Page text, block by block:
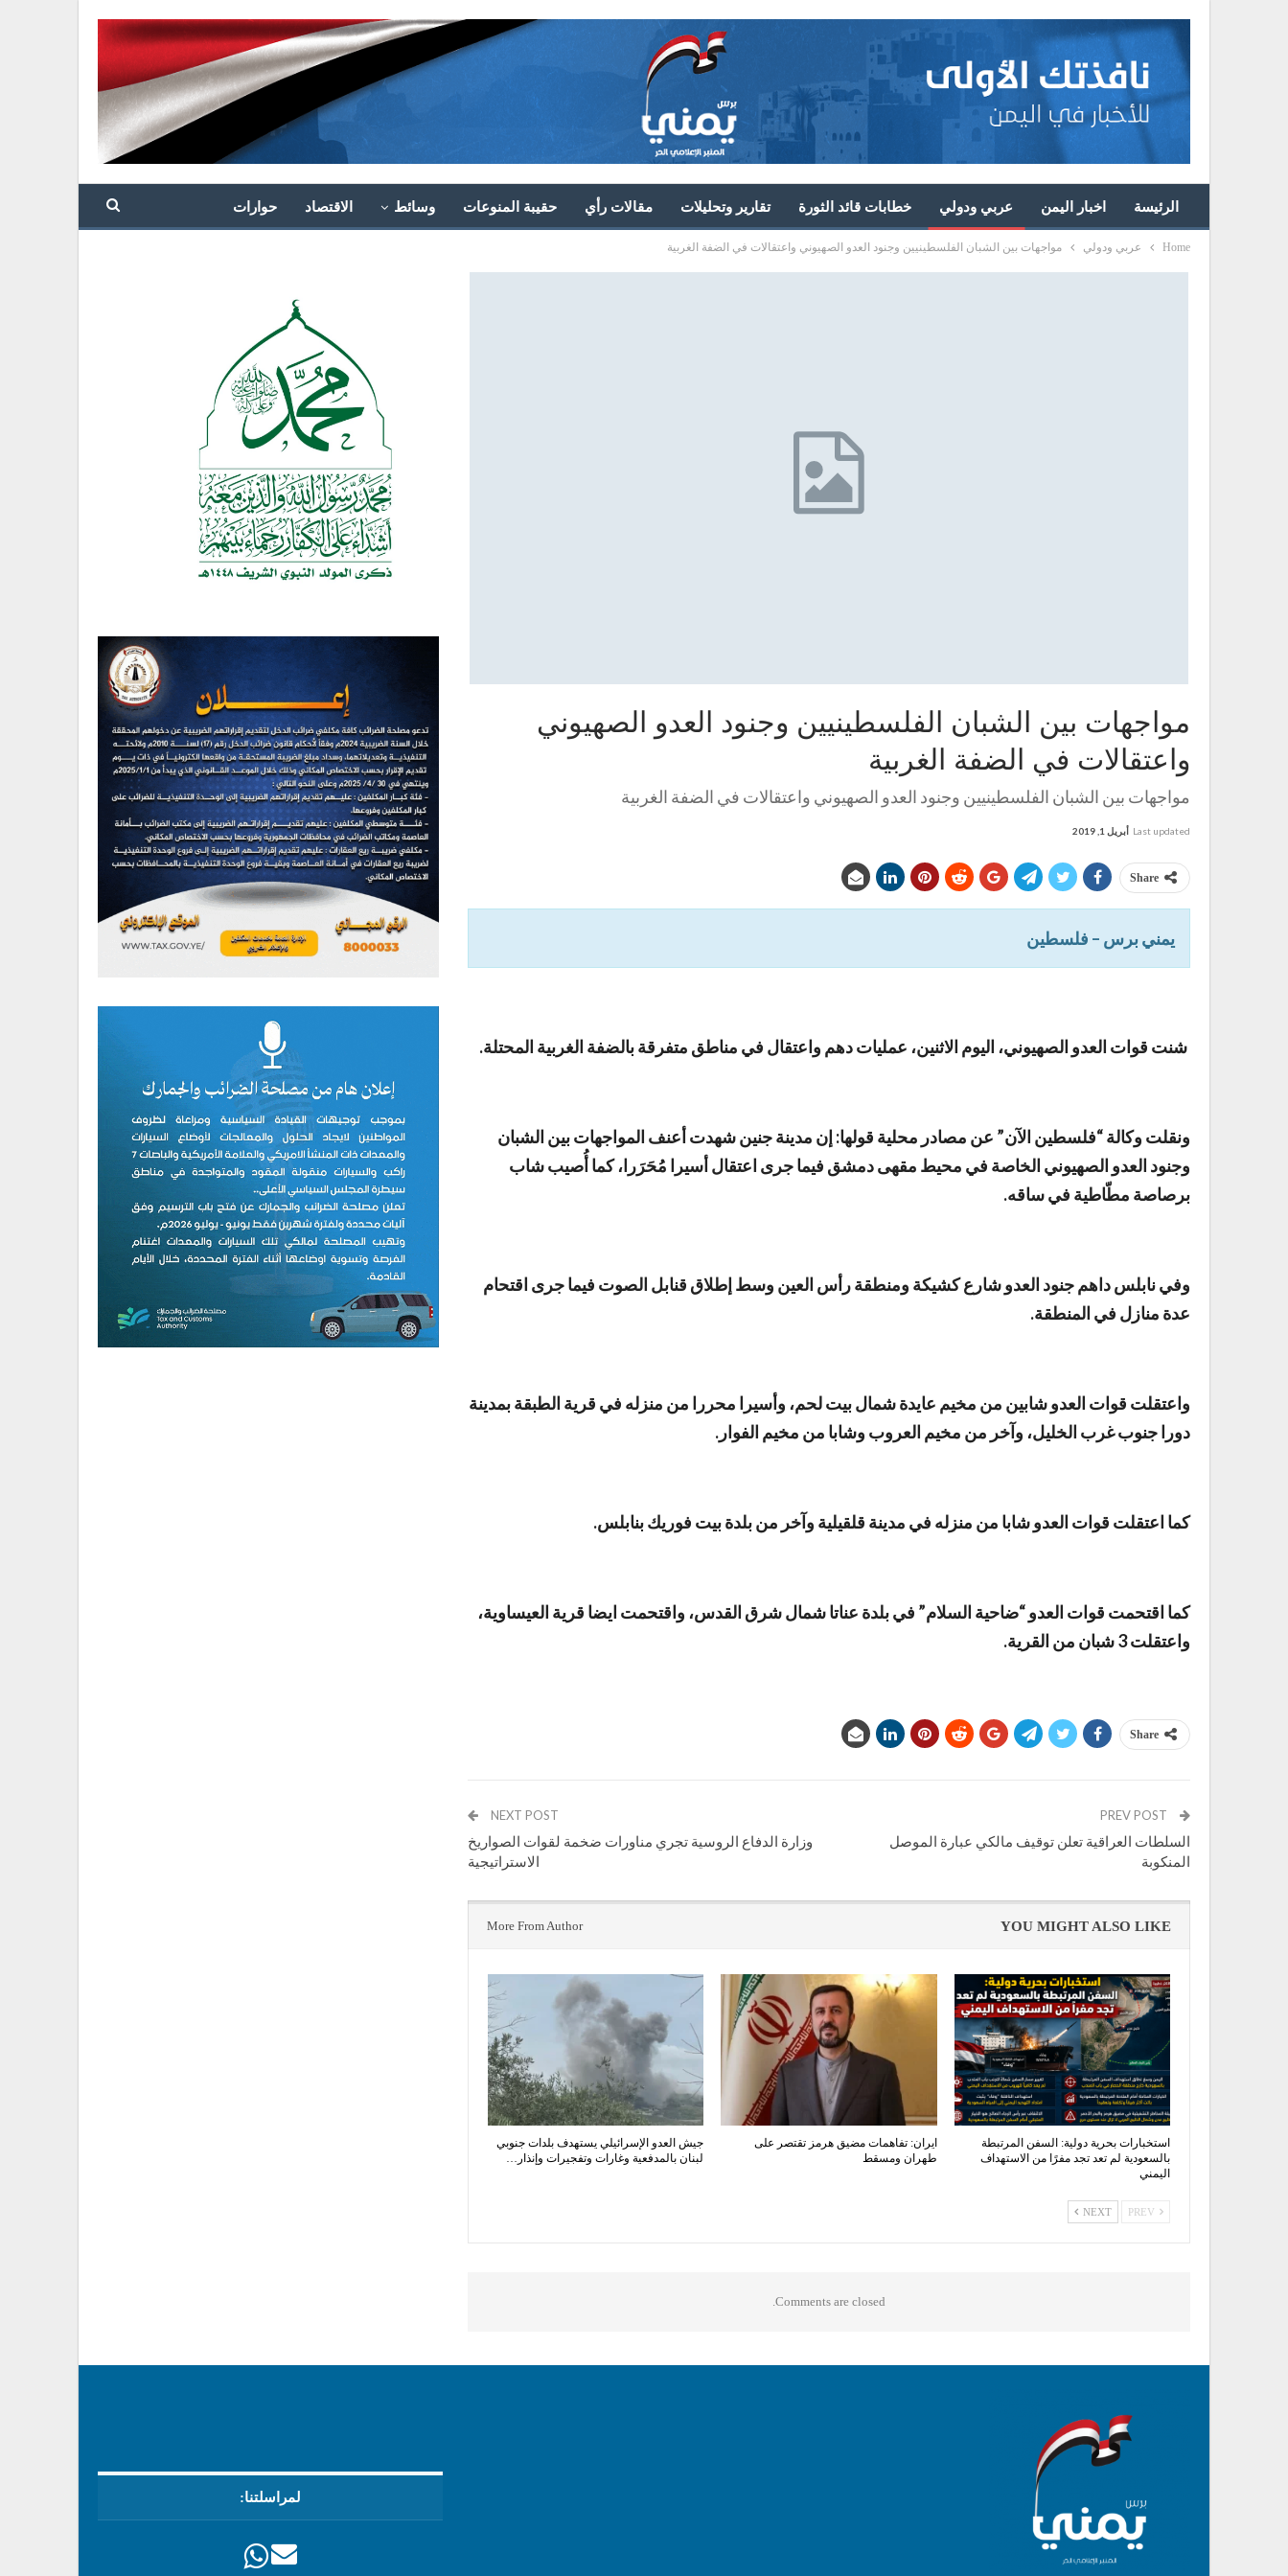
الرئيسة اخبار اليمن عربي ودولي خطابات قائد الثورة تقارير وتحليلات مقالات رأي حقيبة المنوعات وسائط الاقتصاد حوارات
Home عربي ودولي مواجهات بين الشبان الفلسطينيين وجنود العدو الصهيوني واعتقالات في الضفة الغربية
مواجهات بين الشبان الفلسطينيين وجنود العدو الصهيوني
واعتقالات في الضفة الغربية
مواجهات بين الشبان الفلسطينيين وجنود العدو الصهيوني واعتقالات في الضفة الغربية
Last updated أبريل 1, 2019
Share
يمني برس – فلسطين
شنت قوات العدو الصهيوني، اليوم الاثنين، عمليات دهم واعتقال في مناطق متفرقة بالضفة الغربية المحتلة.
ونقلت وكالة “فلسطين الآن” عن مصادر محلية قولها: إن مدينة جنين شهدت أعنف المواجهات بين الشبان
وجنود العدو الصهيوني الخاصة في محيط مقهى دمشق فيما جرى اعتقال أسيرا مُحَرَرا، كما أُصيب شاب
برصاصة مطّاطية في ساقه.
وفي نابلس داهم جنود العدو شارع كشيكة ومنطقة رأس العين وسط إطلاق قنابل الصوت فيما جرى اقتحام
عدة منازل في المنطقة.
واعتقلت قوات العدو شابين من مخيم عايدة شمال بيت لحم، وأسيرا محررا من منزله في قرية الطبقة بمدينة
دورا جنوب غرب الخليل، وآخر من مخيم العروب وشابا من مخيم الفوار.
كما اعتقلت قوات العدو شابا من منزله في مدينة قلقيلية وآخر من بلدة بيت فوريك بنابلس.
كما اقتحمت قوات العدو “ضاحية السلام” في بلدة عناتا شمال شرق القدس، واقتحمت ايضا قرية العيساوية،
واعتقلت 3 شبان من القرية.
Share
السلطات العراقية تعلن توقيف مالكي عبارة الموصل
المنكوبة
NEXT POST
وزارة الدفاع الروسية تجري مناورات ضخمة لقوات الصواريخ
الاستراتيجية
YOU MIGHT ALSO LIKE
More From Author
استخبارات بحرية دولية: السفن المرتبطة
بالسعودية لم تعد تجد مفرًا من الاستهداف
اليمني
ايران: تفاهمات مضيق هرمز تقتصر على
طهران ومسقط
جيش العدو الإسرائيلي يستهدف بلدات جنوبي
لبنان بالمدفعية وغارات وتفجيرات وإنذار…
NEXT
Comments are closed.
لمراسلتنا: